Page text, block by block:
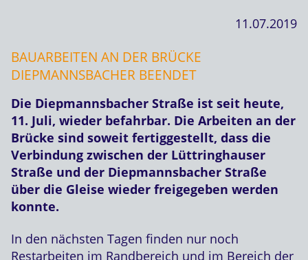
11.07.2019
BAUARBEITEN AN DER BRÜCKE
DIEPMANNSBACHER BEENDET
Die Diepmannsbacher Straße ist seit heute,
11. Juli, wieder befahrbar. Die Arbeiten an der
Brücke sind soweit fertiggestellt, dass die
Verbindung zwischen der Lüttringhauser
Straße und der Diepmannsbacher Straße
über die Gleise wieder freigegeben werden
konnte.
In den nächsten Tagen finden nur noch
Restarbeiten im Randbereich und im Bereich der